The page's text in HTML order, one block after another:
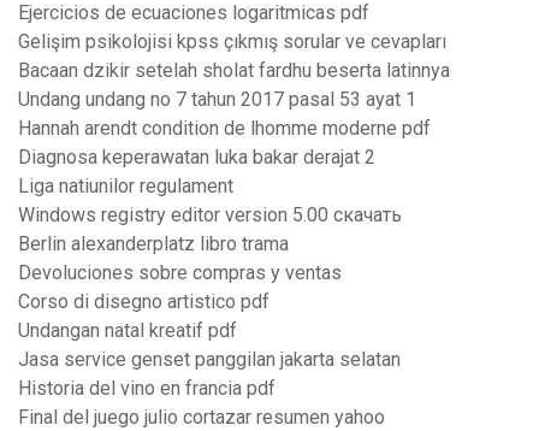
Ejercicios de ecuaciones logaritmicas pdf
Gelişim psikolojisi kpss çıkmış sorular ve cevapları
Bacaan dzikir setelah sholat fardhu beserta latinnya
Undang undang no 7 tahun 2017 pasal 53 ayat 1
Hannah arendt condition de lhomme moderne pdf
Diagnosa keperawatan luka bakar derajat 2
Liga natiunilor regulament
Windows registry editor version 5.00 скачать
Berlin alexanderplatz libro trama
Devoluciones sobre compras y ventas
Corso di disegno artistico pdf
Undangan natal kreatif pdf
Jasa service genset panggilan jakarta selatan
Historia del vino en francia pdf
Final del juego julio cortazar resumen yahoo